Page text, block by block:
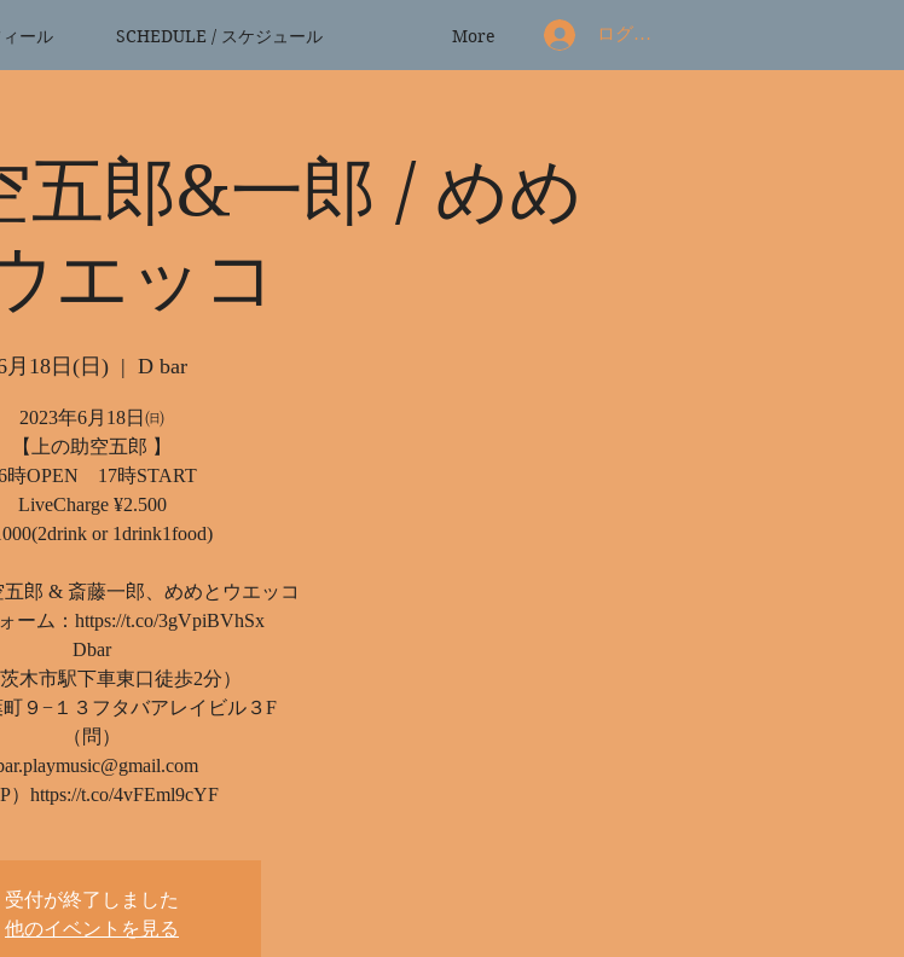
ール SCHEDULE / スケジュール More ログイン
郎&一郎 / めめ
エッコ
月18日(日)
  |
D bar
2023年6月18日㈰
【上の助空五郎 】
時OPEN 17時START
LiveCharge ¥2.500
or 1drink1food)
郎 & 斎藤一郎、めめとウエッコ
ーム：https://t.co/3gVpiBVhSx
Dbar
茨木市駅下車東口徒歩2分）
９−１３フタバアレイビル３F
（問）
）https://t.co/4vFEml9cYF
受付が終了しました
他のイベントを見る